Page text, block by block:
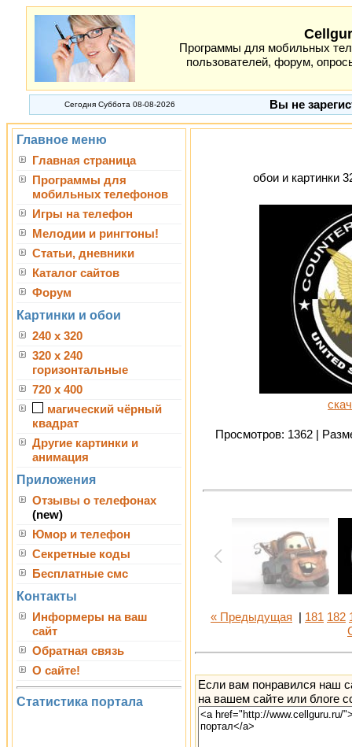
Программы для мобильных
пользователей, форум,
Сегодня Суббота 08-08-2026 Вы не
Главное меню
Главная страница
Программы для
мобильных телефонов
Игры на телефон
Мелодии и рингтоны!
Статьи, дневники
Каталог сайтов
Форум
Картинки и обои
240 x 320
320 x 240
горизонтальные
720 x 400
магический чёрный
квадрат
Другие картинки и
анимация
Приложения
Отзывы о телефонах
(new)
Юмор и телефон
Секретные коды
Бесплатные смс
Контакты
Информеры на ваш
сайт
Обратная связь
О сайте!
Статистика портала
обои и картинки
Просмотров: 1362 |
« Предыдущая 181 182
Если вам понравился наш
на вашем сайте или блоге